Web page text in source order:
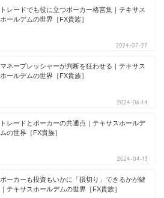
トレードでも役に立つポーカー格言集｜テキサス
ホールデムの世界［FX貴族］
2024-07-27
マネープレッシャーが判断を狂わせる｜テキサス
ホールデムの世界［FX貴族］
2024-06-14
トレードとポーカーの共通点｜テキサスホールデ
ムの世界［FX貴族］
2024-04-13
ポーカーも投資もいかに「損切り」できるかが鍵
｜テキサスホールデムの世界［FX貴族］